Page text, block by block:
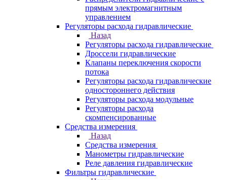
прямым электромагнитным
управлением
Регуляторы расхода гидравлические
Назад
Регуляторы расхода гидравлические
Дроссели гидравлические
Клапаны переключения скорости
потока
Регуляторы расхода гидравлические
одностороннего действия
Регуляторы расхода модульные
Регуляторы расхода
скомпенсированные
Средства измерения
Назад
Средства измерения
Манометры гидравлические
Реле давления гидравлические
Фильтры гидравлические